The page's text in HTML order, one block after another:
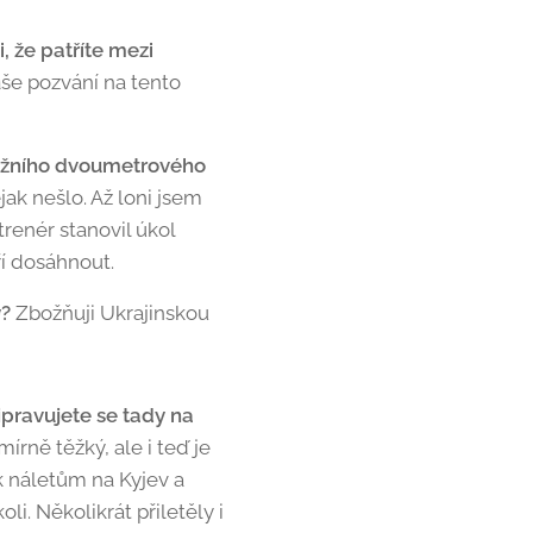
že patříte mezi
pozvání na tento
dvoumetrového
nešlo. Až loni jsem
stanovil úkol
dosáhnout.
Zbožňuji Ukrajinskou
se tady na
těžký, ale i teď je
náletům na Kyjev a
Několikrát přiletěly i